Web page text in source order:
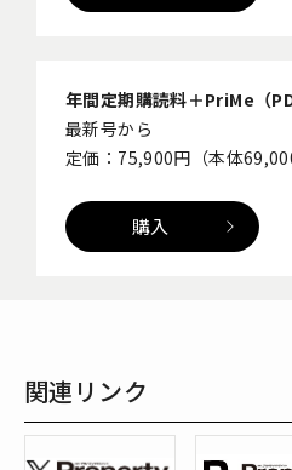
年間定期購読料＋PriMe（
最新号から
定価：75,900円（本体
購入
関連リンク